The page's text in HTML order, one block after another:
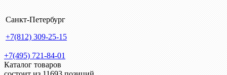
Санкт-Петербург
+7(812) 309-25-15
+7(495) 721-84-01
Каталог товаров